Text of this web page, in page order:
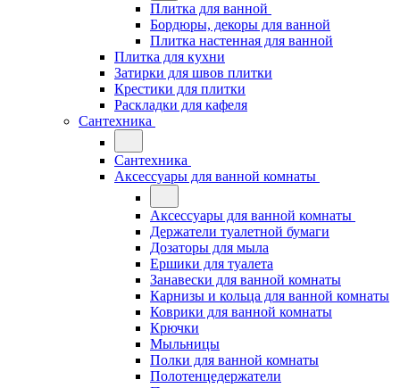
Плитка для ванной
Бордюры, декоры для ванной
Плитка настенная для ванной
Плитка для кухни
Затирки для швов плитки
Крестики для плитки
Раскладки для кафеля
Сантехника
Сантехника
Аксессуары для ванной комнаты
Аксессуары для ванной комнаты
Держатели туалетной бумаги
Дозаторы для мыла
Ершики для туалета
Занавески для ванной комнаты
Карнизы и кольца для ванной комнаты
Коврики для ванной комнаты
Крючки
Мыльницы
Полки для ванной комнаты
Полотенцедержатели